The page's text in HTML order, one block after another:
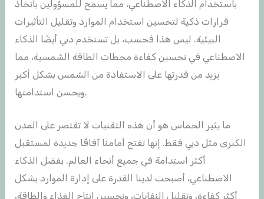
باستخدام الذكاء الاصطناعي، مما يسمح للمسؤولين باتخاذ
قرارات ذكية لتحسين استخدام الموارد وتقليل التأثيرات
البيئية. ليس هذا فحسب، بل تستخدم دبي أيضًا الذكاء
الاصطناعي في تحسين كفاءة محطات الطاقة الشمسية، مما
يزيد من قدرتها على الاستفادة من الشمس بشكل أكبر
ويحسن استدامتها.
ما يثير الحماس هو أن هذه التقنيات لا تقتصر على المدن
الكبرى مثل دبي فقط. إنها تفتح أمامنا آفاقًا جديدة لمستقبل
أكثر استدامة في جميع أنحاء العالم. بفضل الذكاء
الاصطناعي، أصبحت لدينا القدرة على إدارة الموارد بشكل
أكثر كفاءة، وتقليل النفايات، وتحسين إنتاج الغذاء والطاقة،